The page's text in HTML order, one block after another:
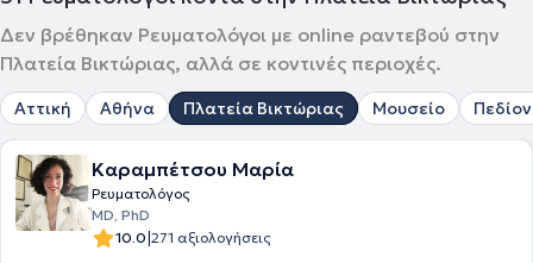
Δεν βρέθηκαν Ρευματολόγοι με online ραντεβού στην
Πλατεία Βικτώριας, αλλά σε κοντινές περιοχές.
Αττική Αθήνα Πλατεία Βικτώριας Μουσείο
Καραμπέτσου Μαρία
Ρευματολόγος
MD, PhD
10.0|271 αξιολογήσεις